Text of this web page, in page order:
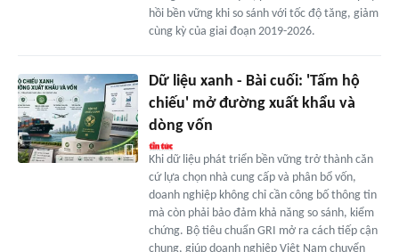
hồi bền vững khi so sánh với tốc độ tăng, giảm
cùng kỳ của giai đoạn 2019-2026.
Dữ liệu xanh - Bài cuối: 'Tấm hộ
chiếu' mở đường xuất khẩu và
dòng vốn
Khi dữ liệu phát triển bền vững trở thành căn
cứ lựa chọn nhà cung cấp và phân bổ vốn,
doanh nghiệp không chỉ cần công bố thông tin
mà còn phải bảo đảm khả năng so sánh, kiểm
chứng. Bộ tiêu chuẩn GRI mở ra cách tiếp cận
chung, giúp doanh nghiệp Việt Nam chuyển